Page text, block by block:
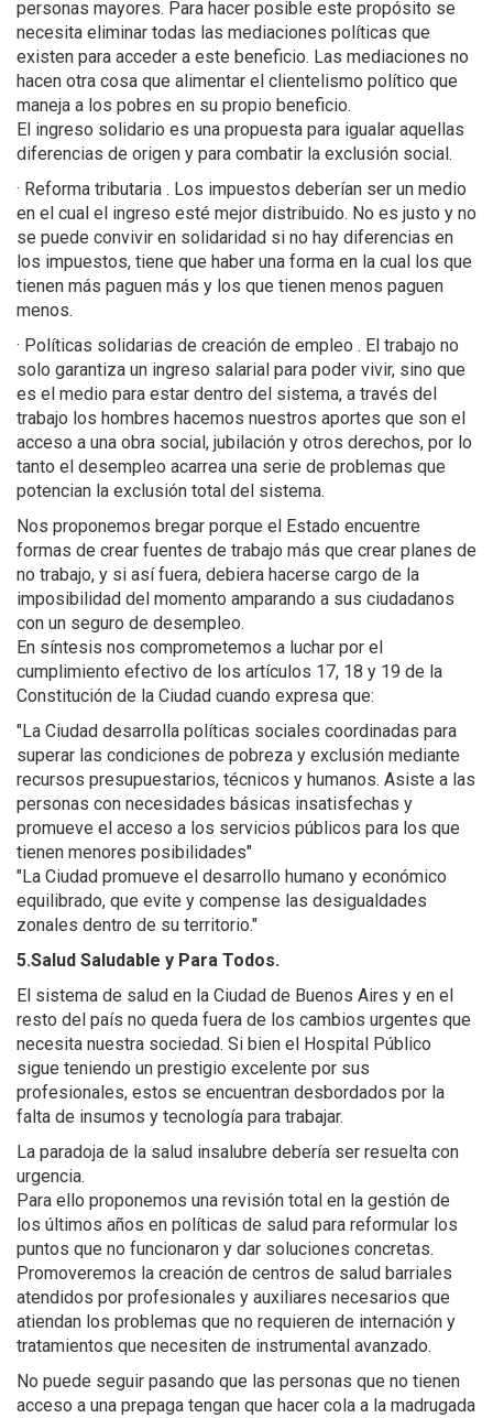
personas mayores. Para hacer posible este propósito se
necesita eliminar todas las mediaciones políticas que
existen para acceder a este beneficio. Las mediaciones no
hacen otra cosa que alimentar el clientelismo político que
maneja a los pobres en su propio beneficio.
El ingreso solidario es una propuesta para igualar aquellas
diferencias de origen y para combatir la exclusión social.
· Reforma tributaria . Los impuestos deberían ser un medio
en el cual el ingreso esté mejor distribuido. No es justo y no
se puede convivir en solidaridad si no hay diferencias en
los impuestos, tiene que haber una forma en la cual los que
tienen más paguen más y los que tienen menos paguen
menos.
· Políticas solidarias de creación de empleo . El trabajo no
solo garantiza un ingreso salarial para poder vivir, sino que
es el medio para estar dentro del sistema, a través del
trabajo los hombres hacemos nuestros aportes que son el
acceso a una obra social, jubilación y otros derechos, por lo
tanto el desempleo acarrea una serie de problemas que
potencian la exclusión total del sistema.
Nos proponemos bregar porque el Estado encuentre
formas de crear fuentes de trabajo más que crear planes de
no trabajo, y si así fuera, debiera hacerse cargo de la
imposibilidad del momento amparando a sus ciudadanos
con un seguro de desempleo.
En síntesis nos comprometemos a luchar por el
cumplimiento efectivo de los artículos 17, 18 y 19 de la
Constitución de la Ciudad cuando expresa que:
"La Ciudad desarrolla políticas sociales coordinadas para
superar las condiciones de pobreza y exclusión mediante
recursos presupuestarios, técnicos y humanos. Asiste a las
personas con necesidades básicas insatisfechas y
promueve el acceso a los servicios públicos para los que
tienen menores posibilidades"
"La Ciudad promueve el desarrollo humano y económico
equilibrado, que evite y compense las desigualdades
zonales dentro de su territorio."
5.Salud Saludable y Para Todos.
El sistema de salud en la Ciudad de Buenos Aires y en el
resto del país no queda fuera de los cambios urgentes que
necesita nuestra sociedad. Si bien el Hospital Público
sigue teniendo un prestigio excelente por sus
profesionales, estos se encuentran desbordados por la
falta de insumos y tecnología para trabajar.
La paradoja de la salud insalubre debería ser resuelta con
urgencia.
Para ello proponemos una revisión total en la gestión de
los últimos años en políticas de salud para reformular los
puntos que no funcionaron y dar soluciones concretas.
Promoveremos la creación de centros de salud barriales
atendidos por profesionales y auxiliares necesarios que
atiendan los problemas que no requieren de internación y
tratamientos que necesiten de instrumental avanzado.
No puede seguir pasando que las personas que no tienen
acceso a una prepaga tengan que hacer cola a la madrugada